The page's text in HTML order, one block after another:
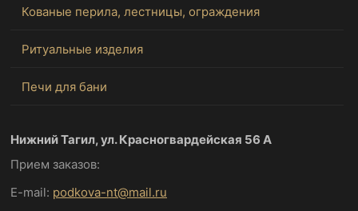
Кованые перила, лестницы, ограждения
Ритуальные изделия
Печи для бани
Нижний Тагил, ул. Красногвардейская 56 А
Прием заказов:
E-mail: podkova-nt@mail.ru